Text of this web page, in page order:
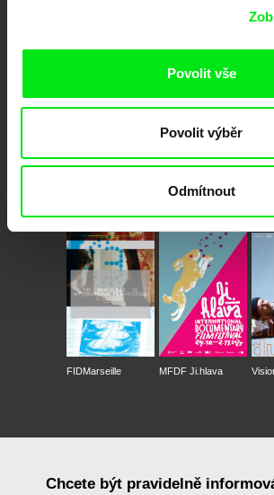
Povolit vše
Povolit výběr
Odmítnout
Against Gravity
FIDMarseille MFDF Ji.hlava
Chcete být pravidelně